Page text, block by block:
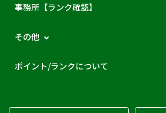
事務所【ランク確認】
その他
ポイント/ランクについて